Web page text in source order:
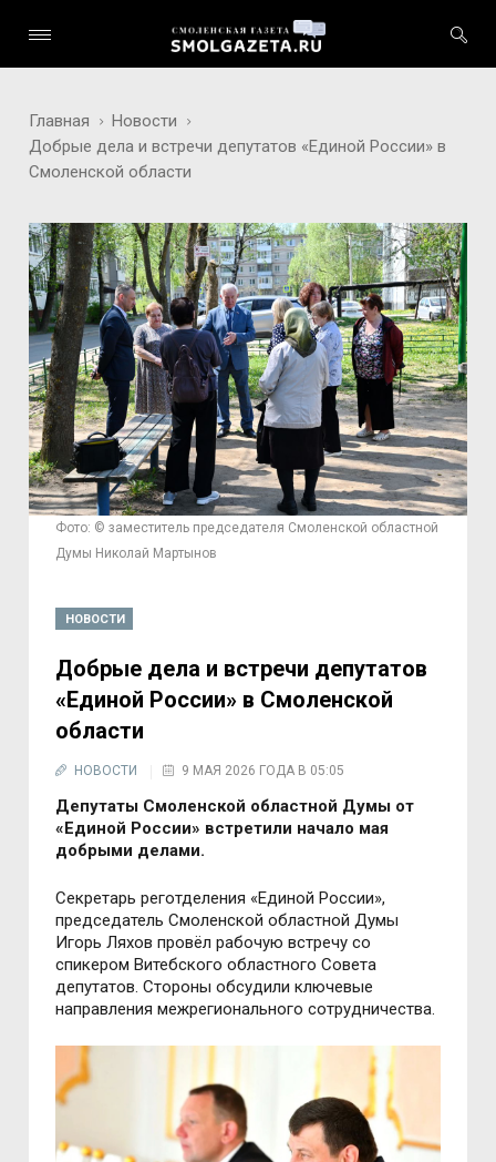
Главная
Новости
Добрые дела и встречи депутатов «Единой России» в
Смоленской области
Фото: © заместитель председателя Смоленской областной
Думы Николай Мартынов
НОВОСТИ
Добрые дела и встречи депутатов
«Единой России» в Смоленской
области
НОВОСТИ 9 МАЯ 2026 ГОДА В 05:05
Депутаты Смоленской областной Думы от
«Единой России» встретили начало мая
добрыми делами.
Секретарь реготделения «Единой России»,
председатель Смоленской областной Думы
Игорь Ляхов провёл рабочую встречу со
спикером Витебского областного Совета
депутатов. Стороны обсудили ключевые
направления межрегионального сотрудничества.